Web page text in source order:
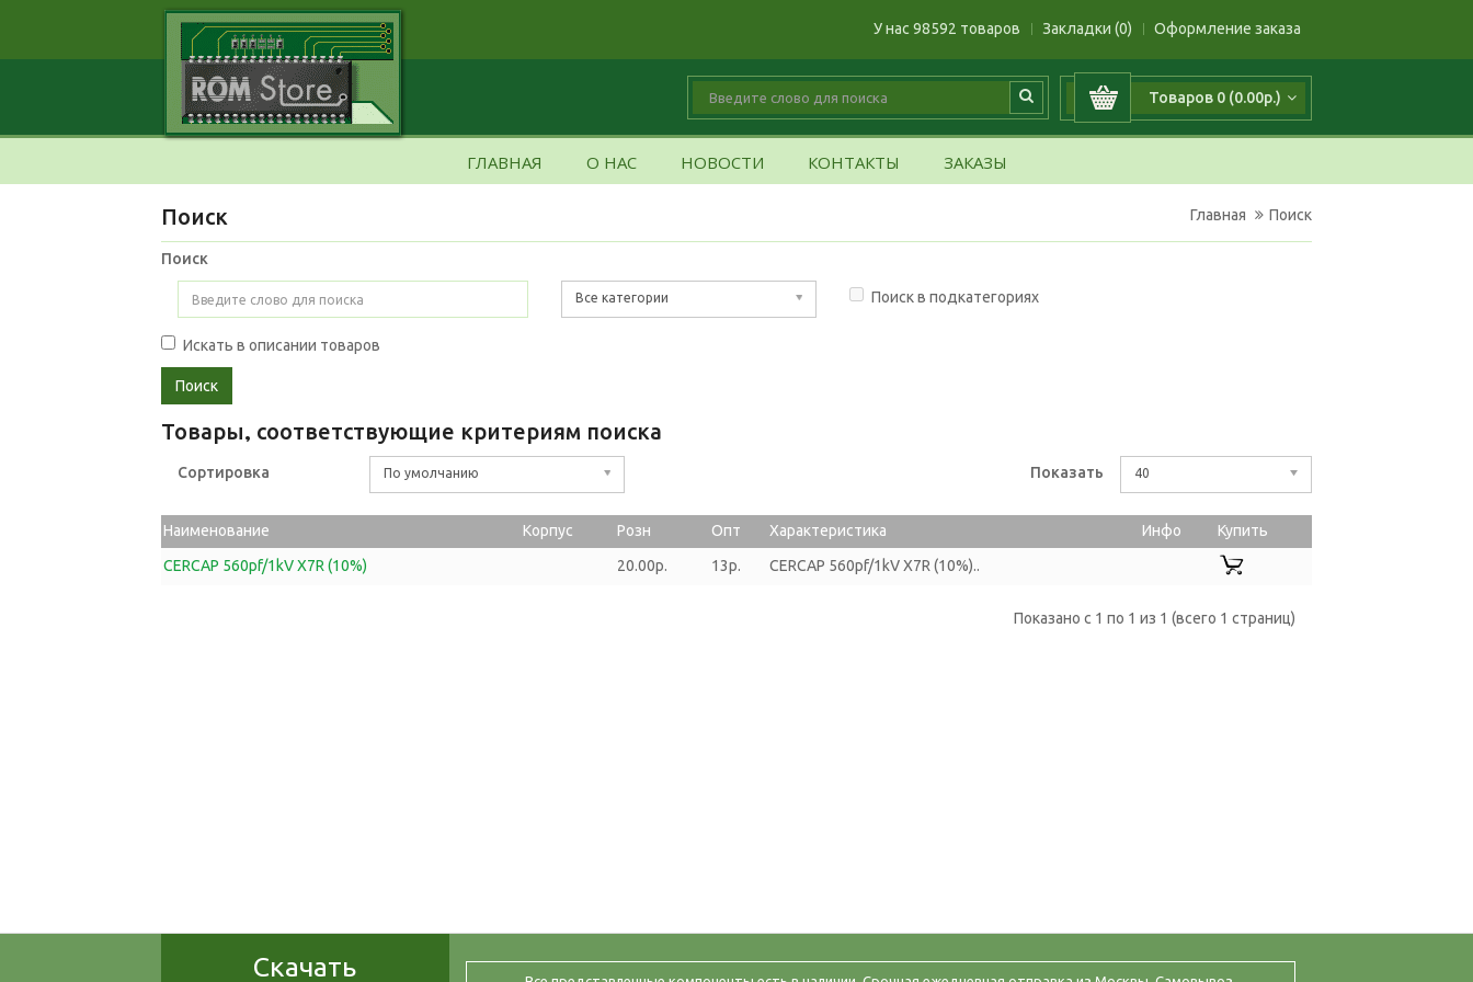
У нас 98592 товаров Закладки (0) Оформление заказа
Товаров 0 (0.00р.)
ГЛАВНАЯ О НАС НОВОСТИ КОНТАКТЫ ЗАКАЗЫ
Поиск Главная Поиск
Поиск
Все категории Поиск в подкатегориях
Искать в описании товаров
Товары, соответствующие критериям поиска
Сортировка По умолчанию Показать 40
Наименование Корпус Розн Опт Характеристика Инфо
Купить
CERCAP 560pf/1kV X7R (10%)
20.00р. 13р. CERCAP 560pf/1kV X7R (10%)..
Показано с 1 по 1 из 1 (всего 1 страниц)
Скачать